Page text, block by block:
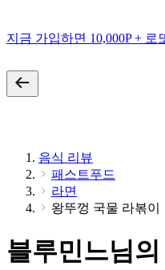
지금 가입하면 10,000P + 로
음식 리뷰
패스트푸드
라면
왕뚜껑 국물 라볶이
블루민느님